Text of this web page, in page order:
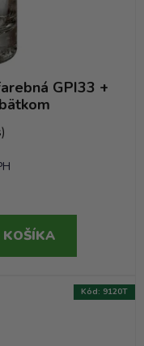
GPI33 +
KOŠÍKA
Kód: 9120T